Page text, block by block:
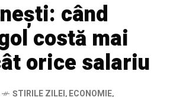
când
costă mai
orice salariu
ȘTIRILE ZILEI,ECONOMIE,